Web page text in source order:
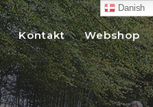
Danish
Kontakt Webshop